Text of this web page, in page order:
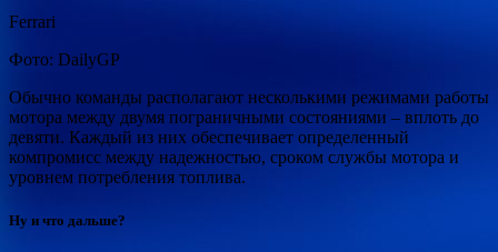
Ferrari
Фото: DailyGP
Обычно команды располагают несколькими режимами работы
мотора между двумя пограничными состояниями – вплоть до
девяти. Каждый из них обеспечивает определенный
компромисс между надежностью, сроком службы мотора и
уровнем потребления топлива.
Ну и что дальше?